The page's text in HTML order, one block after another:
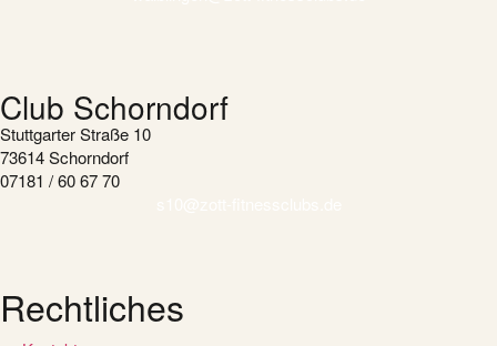
Club Schorndorf
Stuttgarter Straße 10
73614 Schorndorf
07181 / 60 67 70
Rechtliches